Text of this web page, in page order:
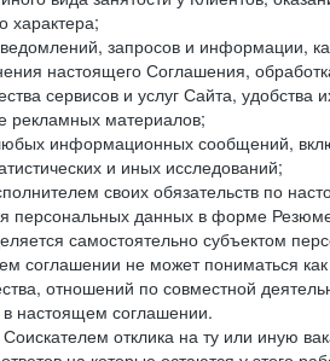
характера;
запросов и информации,
настоящего Соглашения,
сервисов и услуг Сайта, удобства
рекламных материалов;
информационных сообщений,
и иных исследований;
своих обязательств по
персональных данных в форме
самостоятельно субъектом
соглашении не может пониматься
отношений по совместной
настоящем соглашении.
отклика на ту или иную